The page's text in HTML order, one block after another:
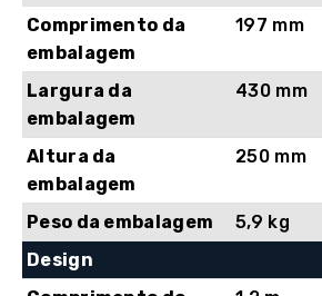
Comprimento da
embalagem
197 mm
Largura da
embalagem
430 mm
Altura da
embalagem
250 mm
Peso da embalagem
5,9 kg
Design